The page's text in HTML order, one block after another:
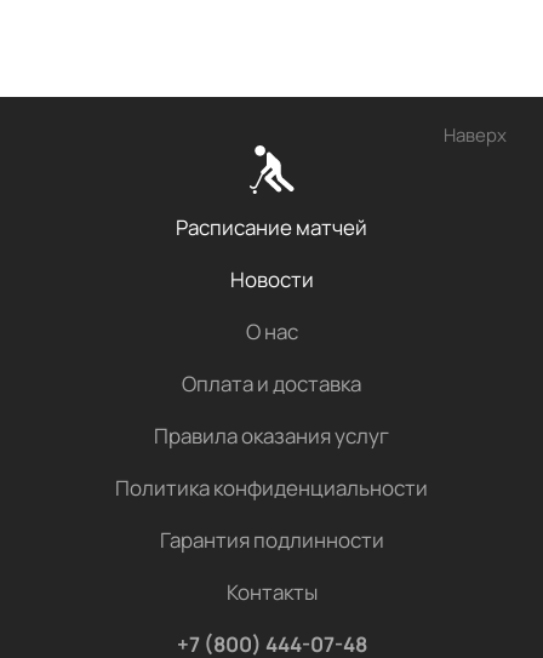
Наверх
Расписание матчей
Новости
О нас
Оплата и доставка
Правила оказания услуг
Политика конфиденциальности
Гарантия подлинности
Контакты
+7 (800) 444-07-48